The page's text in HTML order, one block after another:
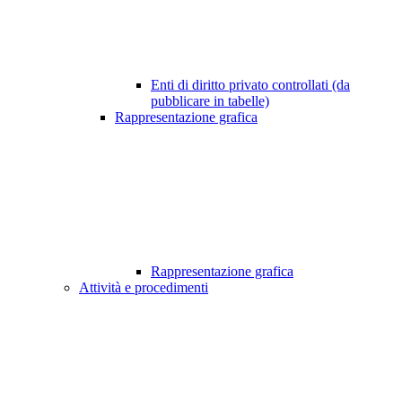
Enti di diritto privato controllati (da
pubblicare in tabelle)
Rappresentazione grafica
Rappresentazione grafica
Attività e procedimenti